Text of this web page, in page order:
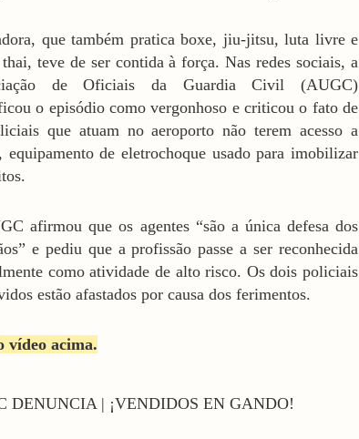
que também pratica boxe, jiu-jitsu, luta livre e
teve de ser contida à força. Nas redes sociais, a
de Oficiais da Guardia Civil (AUGC)
o episódio como vergonhoso e criticou o fato de
que atuam no aeroporto não terem acesso a
equipamento de eletrochoque usado para imobilizar
afirmou que os agentes “são a única defesa dos
e pediu que a profissão passe a ser reconhecida
como atividade de alto risco. Os dois policiais
estão afastados por causa dos ferimentos.
vídeo acima.
DENUNCIA | ¡VENDIDOS EN GANDO!